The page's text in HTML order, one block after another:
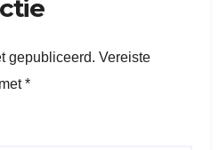
gepubliceerd. Vereiste
*